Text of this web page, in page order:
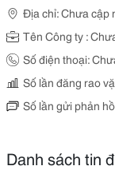
Địa chỉ: Chưa cập
Tên Công ty :
Số điện thoại:
Số lần đăng rao
Số lần gửi phản
Danh sách tin